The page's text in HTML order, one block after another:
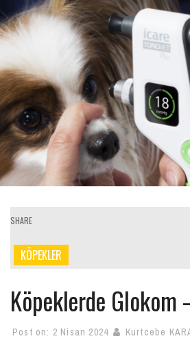
SHARE
KÖPEKLER
Köpeklerde Glokom
Post on: 2 Nisan 2024 Kurtcebe